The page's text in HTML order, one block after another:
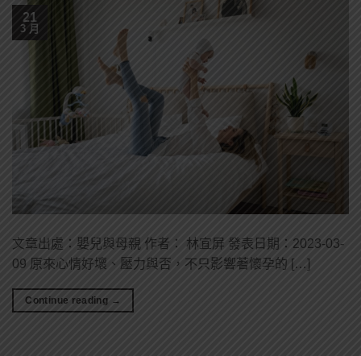
21
3 月
文章出處：嬰兒與母親 作者： 林宜屏 發表日期：2023-03-
09 原來心情好壞、壓力與否，不只影響著懷孕的 […]
Continue reading →